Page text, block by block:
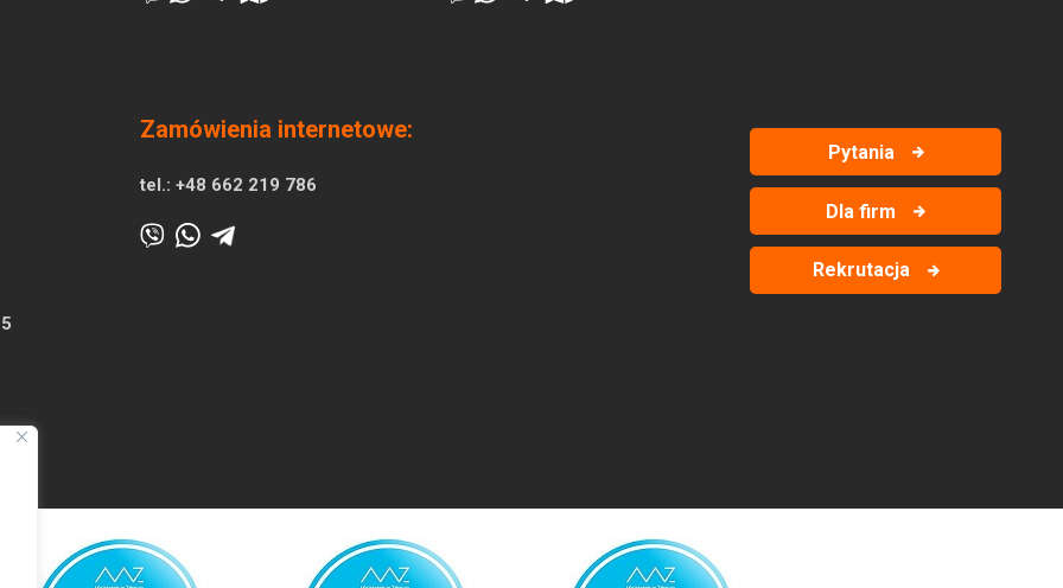
Zamówienia internetowe:
tel.: +48 662 219 786
Pytania
Dla firm
Rekrutacja